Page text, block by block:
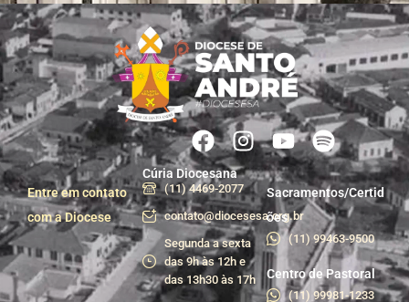
Entre em contato
com a Diocese
Cúria Diocesana
(11) 4469-2077
contato@diocesesa.org.br
Segunda a sexta
das 9h às 12h e
das 13h30 às 17h
Sacramentos/Certid
ões
(11) 99463-9500
Centro de Pastoral
(11) 99981-1233